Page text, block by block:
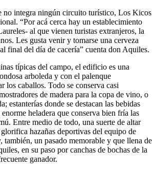
no integra ningún circuito turístico, Los Kicos
“Por acá cerca hay un establecimiento
al que vienen turistas extranjeros, la
Les gusta venir y tomarse una cerveza
final del día de cacería” cuenta don Aquiles.
típicas del campo, el edificio es una
arboleda y con el palenque
los caballos. Todo se conserva casi
de madera para la copa de vino, o
estanterías donde se destacan las bebidas
heladera que conserva bien fría las
Entre medio de todo, una suerte de altar
hazañas deportivas del equipo de
un pasado memorable y que llena de
en su paso por canchas de bochas de la
ganador.